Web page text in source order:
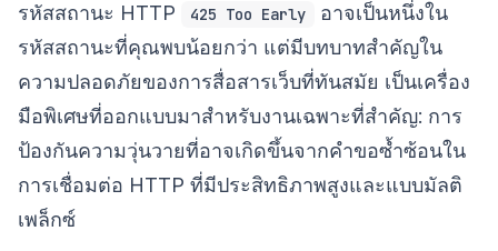
รหัสสถานะ HTTP 425 Too Early
อาจเป็นหนึ่งใน
รหัสสถานะที่คุณพบน้อยกว่า แต่มีบทบาทสำคัญใน
ความปลอดภัยของการสื่อสารเว็บที่ทันสมัย เป็นเครื่อง
มือพิเศษที่ออกแบบมาสำหรับงานเฉพาะที่สำคัญ: การ
ป้องกันความวุ่นวายที่อาจเกิดขึ้นจากคำขอซ้ำซ้อนใน
การเชื่อมต่อ HTTP ที่มีประสิทธิภาพสูงและแบบมัลติ
เพล็กซ์